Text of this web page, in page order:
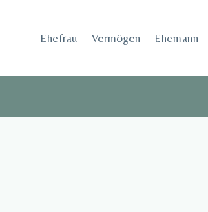
Ehefrau​ Vermögen Ehemann